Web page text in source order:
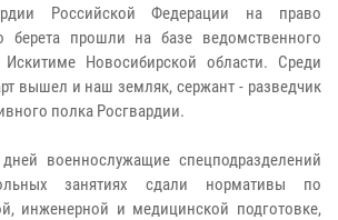
Российской Федерации на право
берета прошли на базе ведомственного
Новосибирской области. Среди
вышел и наш земляк, сержант - разведчик
полка Росгвардии.
военнослужащие спецподразделений
занятиях сдали нормативы по
инженерной и медицинской подготовке,